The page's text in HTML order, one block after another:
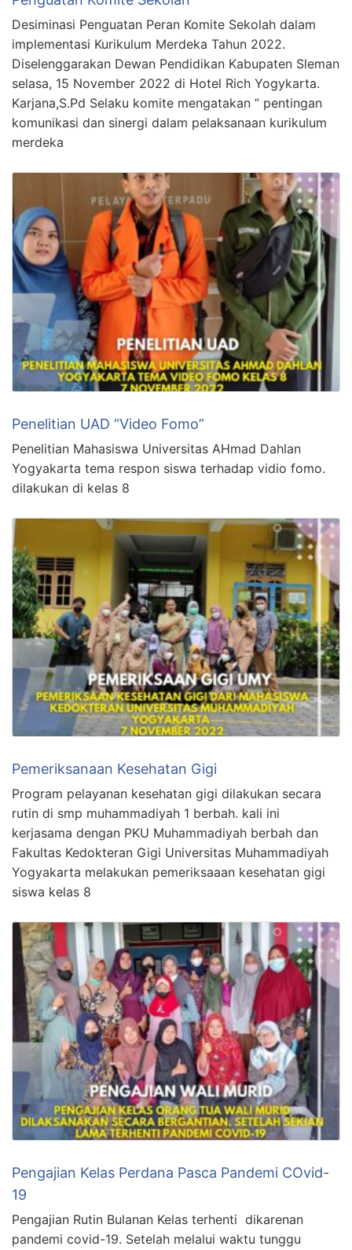
Desiminasi Penguatan Peran Komite Sekolah dalam
implementasi Kurikulum Merdeka Tahun 2022.
Diselenggarakan Dewan Pendidikan Kabupaten Sleman
selasa, 15 November 2022 di Hotel Rich Yogykarta.
Karjana,S.Pd Selaku komite mengatakan ” pentingan
komunikasi dan sinergi dalam pelaksanaan kurikulum
merdeka
Penelitian UAD “Video Fomo”
Penelitian Mahasiswa Universitas AHmad Dahlan
Yogyakarta tema respon siswa terhadap vidio fomo.
dilakukan di kelas 8
Pemeriksanaan Kesehatan Gigi
Program pelayanan kesehatan gigi dilakukan secara
rutin di smp muhammadiyah 1 berbah. kali ini
kerjasama dengan PKU Muhammadiyah berbah dan
Fakultas Kedokteran Gigi Universitas Muhammadiyah
Yogyakarta melakukan pemeriksaaan kesehatan gigi
siswa kelas 8
Pengajian Kelas Perdana Pasca Pandemi COvid-
19
Pengajian Rutin Bulanan Kelas terhenti dikarenan
pandemi covid-19. Setelah melalui waktu tunggu